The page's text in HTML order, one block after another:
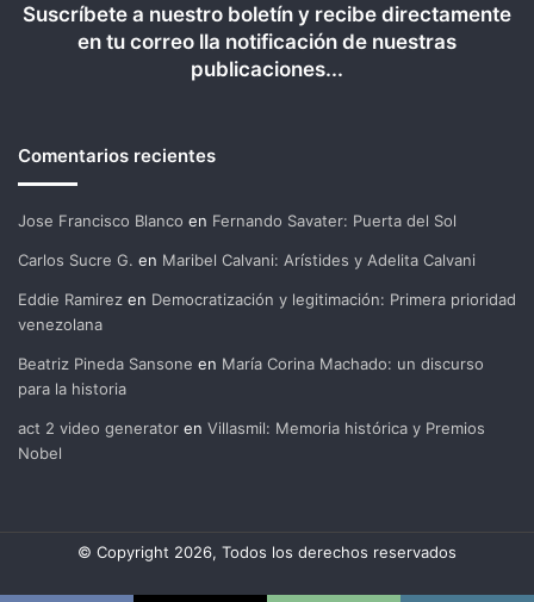
Suscríbete a nuestro boletín y recibe directamente
en tu correo lla notificación de nuestras
publicaciones...
Comentarios recientes
Jose Francisco Blanco en Fernando Savater: Puerta del Sol
Carlos Sucre G. en Maribel Calvani: Arístides y Adelita Calvani
Eddie Ramirez en Democratización y legitimación: Primera prioridad
venezolana
Beatriz Pineda Sansone en María Corina Machado: un discurso
para la historia
act 2 video generator en Villasmil: Memoria histórica y Premios
Nobel
© Copyright 2026, Todos los derechos reservados